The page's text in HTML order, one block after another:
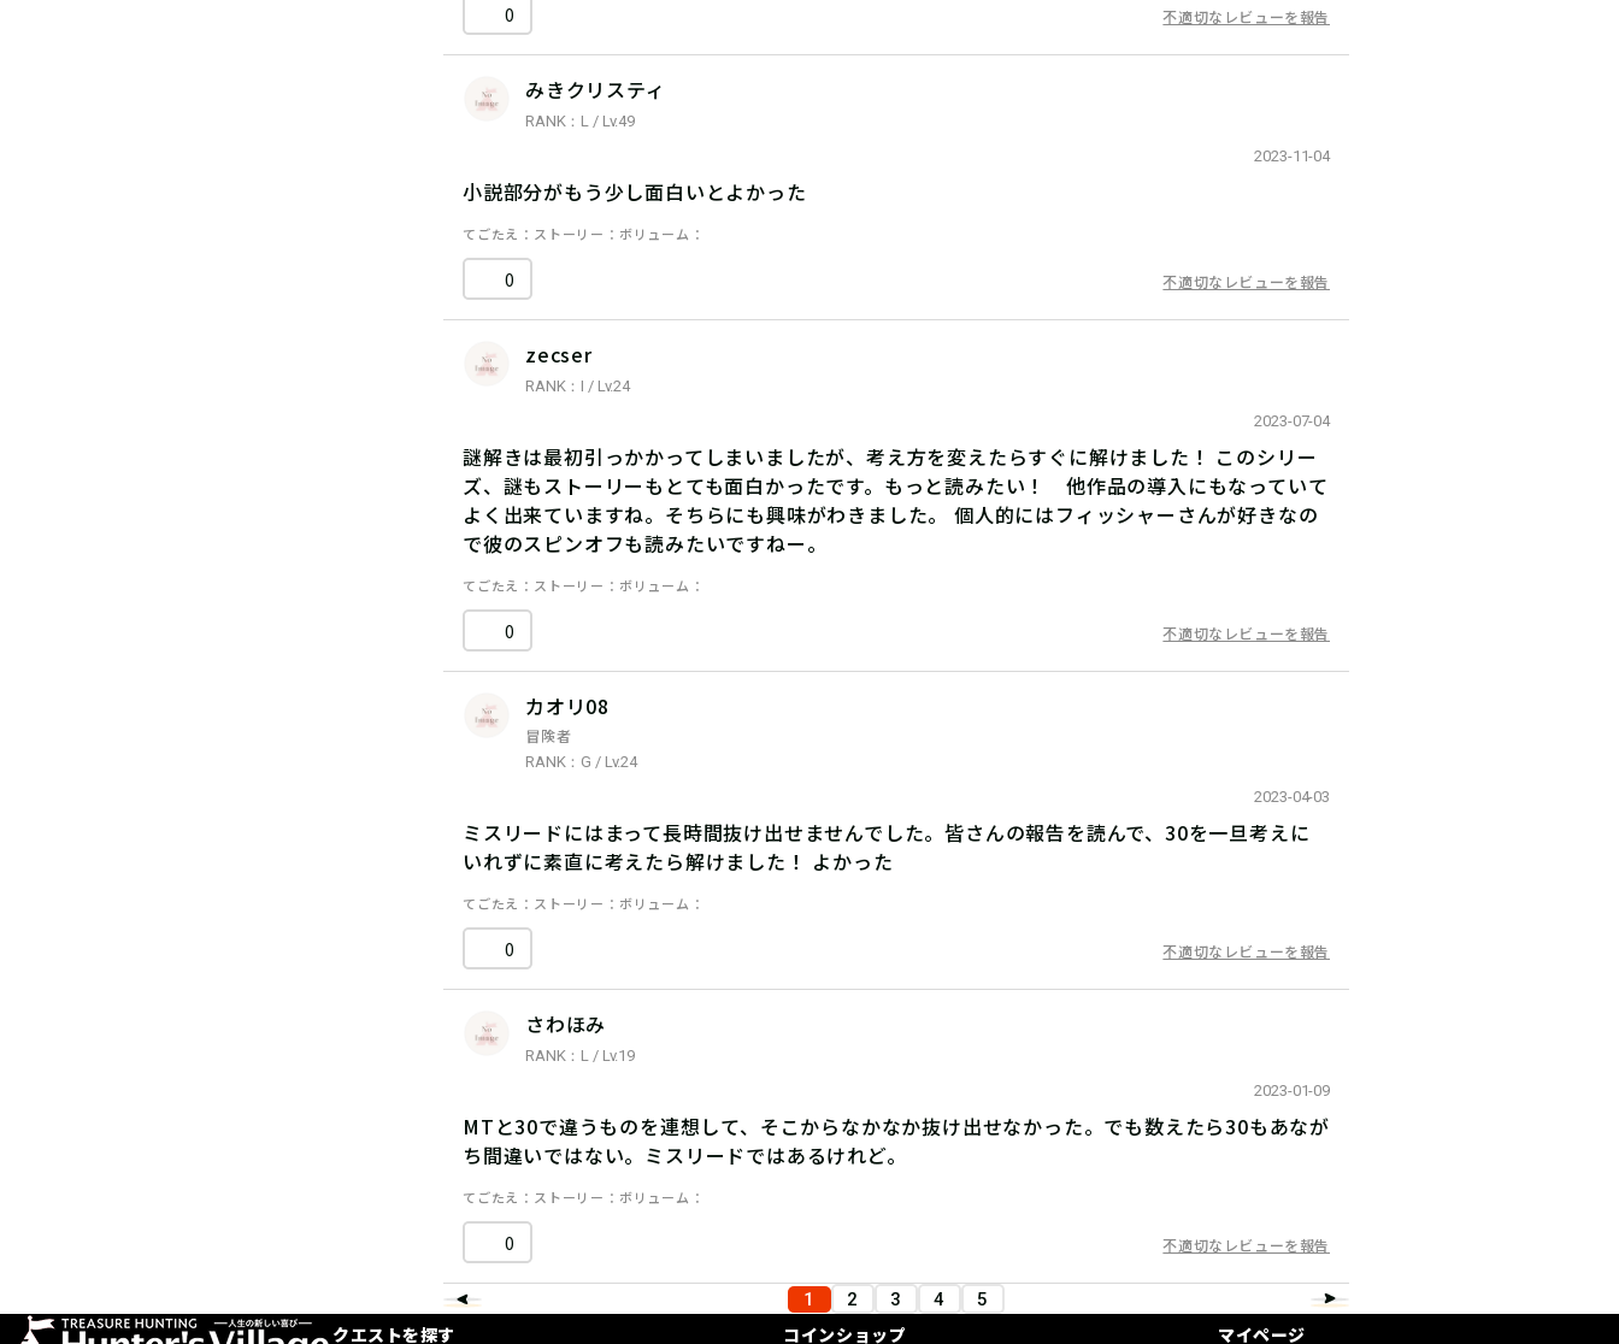
0 不適切なレビューを報告
みきクリスティ
RANK：L / Lv.49
2023-11-04
小説部分がもう少し面白いとよかった
てごたえ ストーリー ボリューム
0 不適切なレビューを報告
zecser
RANK：I / Lv.24
2023-07-04
謎解きは最初引っかかってしまいましたが、考え方を変えたらすぐに解けました！ このシリー
ズ、謎もストーリーもとても面白かったです。もっと読みたい！ 他作品の導入にもなっていて
よく出来ていますね。そちらにも興味がわきました。 個人的にはフィッシャーさんが好きなの
で彼のスピンオフも読みたいですねー。
てごたえ ストーリー ボリューム
0 不適切なレビューを報告
カオリ08
冒険者
RANK：G / Lv.24
2023-04-03
ミスリードにはまって長時間抜け出せませんでした。皆さんの報告を読んで、30を一旦考えに
いれずに素直に考えたら解けました！ よかった
てごたえ ストーリー ボリューム
0 不適切なレビューを報告
さわほみ
RANK：L / Lv.19
2023-01-09
MTと30で違うものを連想して、そこからなかなか抜け出せなかった。でも数えたら30もあなが
ち間違いではない。ミスリードではあるけれど。
てごたえ ストーリー ボリューム
0 不適切なレビューを報告
1 2 3 4 5
クエストを探す コインショップ マイページ